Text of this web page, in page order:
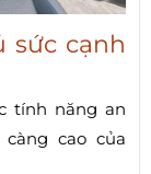
sức cạnh
tính năng an
cao của